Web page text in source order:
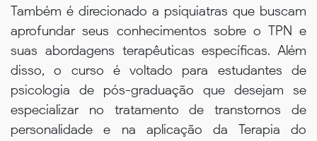
Também é direcionado a psiquiatras que buscam
aprofundar seus conhecimentos sobre o TPN e
suas abordagens terapêuticas específicas. Além
disso, o curso é voltado para estudantes de
psicologia de pós-graduação que desejam se
especializar no tratamento de transtornos de
personalidade e na aplicação da Terapia do